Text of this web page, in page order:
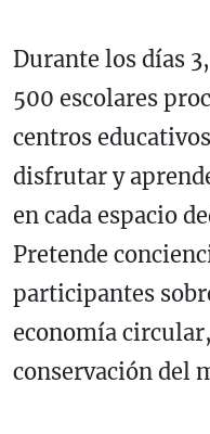
Durante los días
500 escolares
centros
disfrutar y
en cada espacio
Pretende
participantes
economía
conservación del